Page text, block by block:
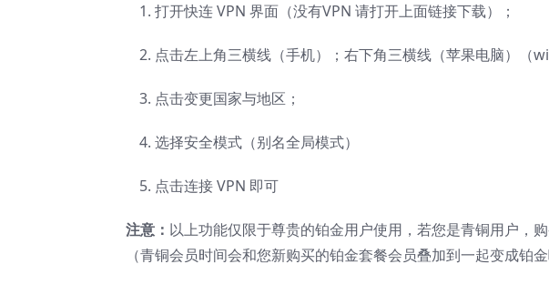
打开快连 VPN 界面（没有VPN 请打开上面链接下载）；
点击左上角三横线（手机）；右下角三横线（苹果电脑）（
点击变更国家与地区；
选择安全模式（别名全局模式）
点击连接 VPN 即可
注意： 以上功能仅限于尊贵的铂金用户使用，若您是青铜用户，
（青铜会员时间会和您新购买的铂金套餐会员叠加到一起变成铂金